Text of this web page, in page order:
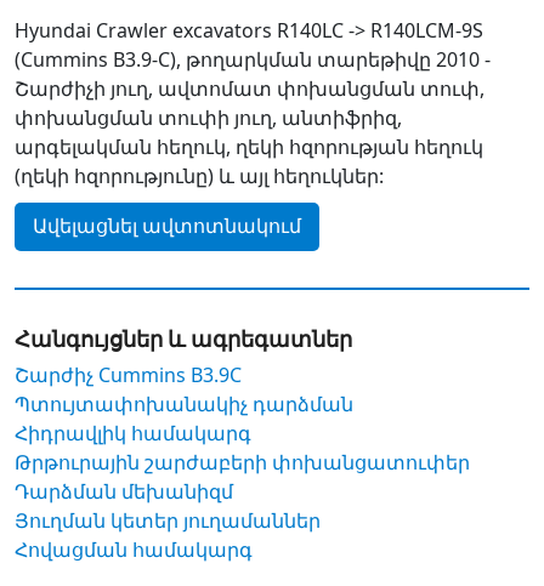
Hyundai Crawler excavators R140LC -> R140LCM-9S
(Cummins B3.9-C), թողարկման տարեթիվը 2010 -
Շարժիչի յուղ, ավտոմատ փոխանցման տուփ,
փոխանցման տուփի յուղ, անտիֆրիզ,
արգելակման հեղուկ, ղեկի հզորության հեղուկ
(ղեկի հզորությունը) և այլ հեղուկներ:
Ավելացնել ավտոտնակում
Հանգույցներ և ագրեգատներ
Շարժիչ Cummins B3.9C
Պտույտափոխանակիչ դարձման
Հիդրավլիկ համակարգ
Թրթուրային շարժաբերի փոխանցատուփեր
Դարձման մեխանիզմ
Յուղման կետեր յուղամաններ
Հովացման համակարգ